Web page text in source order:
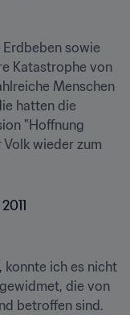
sowie
Katastrophe von
Menschen
hatten die
"Hoffnung
wieder zum
konnte ich es nicht
die von
betroffen sind.